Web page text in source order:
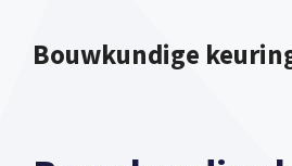
naarBouwkundige